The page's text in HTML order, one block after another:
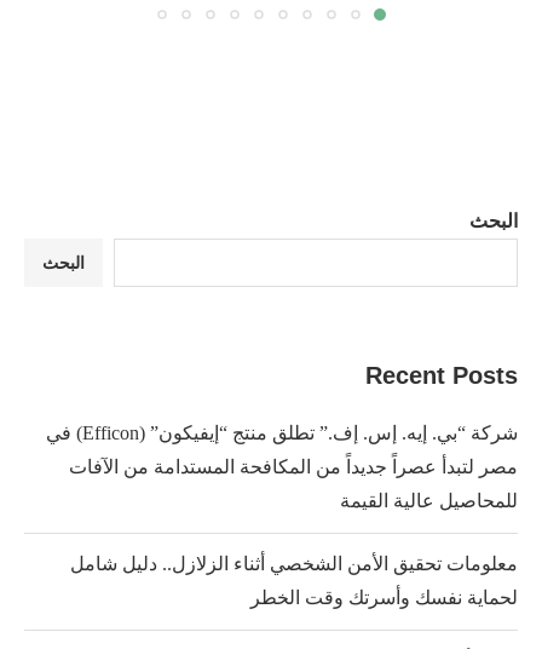
البحث
البحث
Recent Posts
شركة “بي. إيه. إس. إف.” تطلق منتج “إيفيكون” (Efficon) في
مصر لتبدأ عصراً جديداً من المكافحة المستدامة من الآفات
للمحاصيل عالية القيمة
معلومات تحقيق الأمن الشخصي أثناء الزلازل.. دليل شامل
لحماية نفسك وأسرتك وقت الخطر